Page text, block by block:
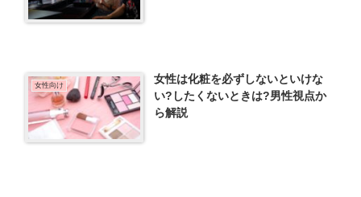
女性向け
女性は化粧を必ずしないといけな
い?したくないときは?男性視点か
ら解説